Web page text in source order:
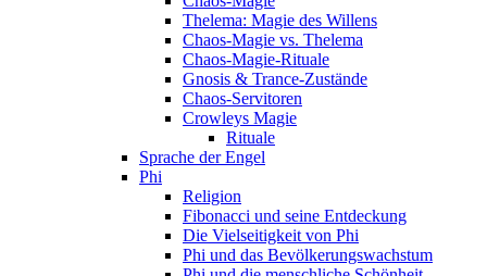
Thelema: Magie des Willens
Chaos-Magie vs. Thelema
Chaos-Magie-Rituale
Gnosis & Trance-Zustände
Chaos-Servitoren
Crowleys Magie
Rituale
Sprache der Engel
Phi
Religion
Fibonacci und seine Entdeckung
Die Vielseitigkeit von Phi
Phi und das Bevölkerungswachstum